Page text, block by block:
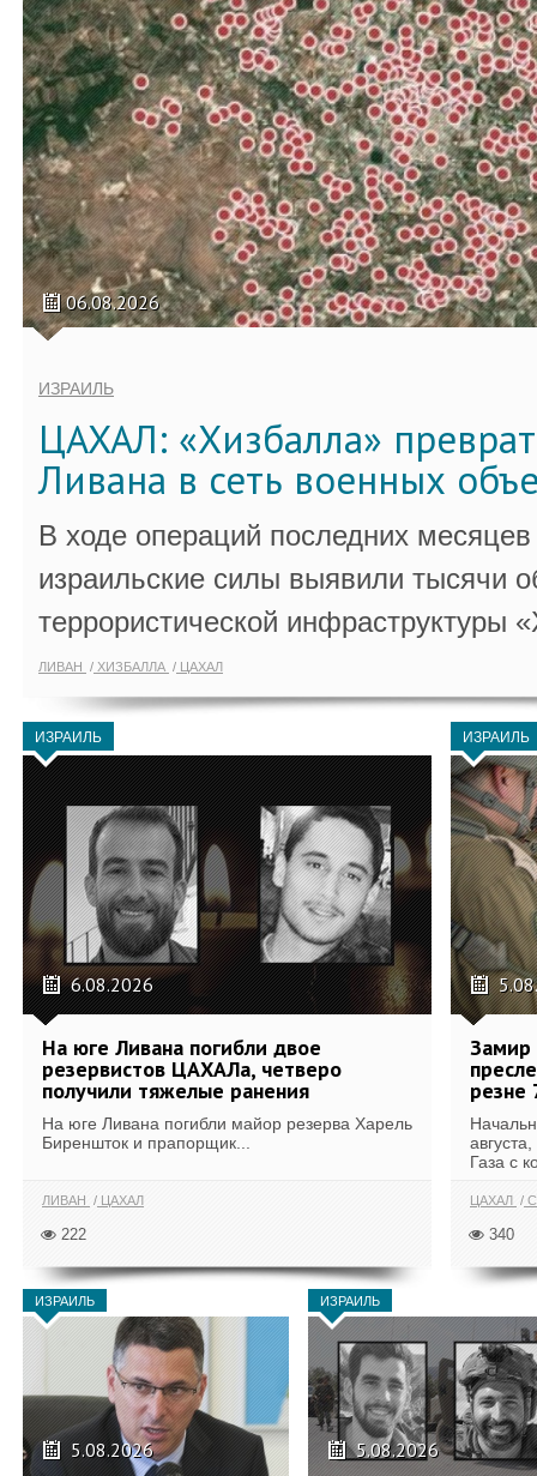
06.08.2026
ИЗРАИЛЬ
ЦАХАЛ: «Хизбалла»
Ливана в сеть военных
В ходе операций последних
израильские силы выявили тысячи
террористической инфраструктуры
ЛИВАН ХИЗБАЛЛА ЦАХАЛ
ИЗРАИЛЬ
6.08.2026
На юге Ливана погибли двое
резервистов ЦАХАЛа, четверо
получили тяжелые ранения
На юге Ливана погибли майор резерва Харель
Биреншток и прапорщик...
ЛИВАН ЦАХАЛ
222
ИЗРАИЛЬ
Замир
резне
Газа с
ЦАХАЛ
340
ИЗРАИЛЬ
5.08.2026
ИЗРАИЛЬ
5.08.2026